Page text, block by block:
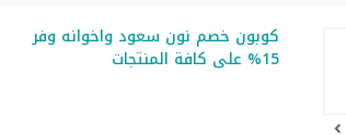
كوبون خصم نون سعود واخوانه وفر
15% على كافة المنتجات